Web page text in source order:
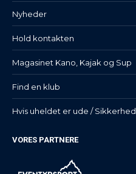
Nyheder
Hold kontakten
Magasinet Kano, Kajak og Sup
Find en klub
Hvis uheldet er ude / Sikkerhed
VORES PARTNERE